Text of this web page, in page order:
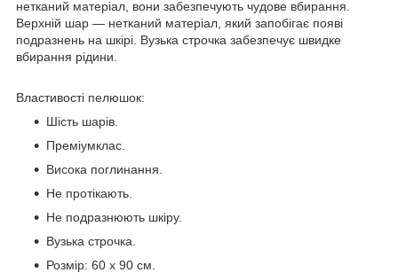
нетканий матеріал, вони забезпечують чудове вбирання.
Верхній шар — нетканий матеріал, який запобігає появі
подразнень на шкірі. Вузька строчка забезпечує швидке
вбирання рідини.
Властивості пелюшок:
Шість шарів.
Преміумклас.
Висока поглинання.
Не протікають.
Не подразнюють шкіру.
Вузька строчка.
Розмір: 60 х 90 см.